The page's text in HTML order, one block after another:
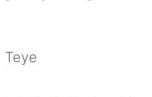
Teye